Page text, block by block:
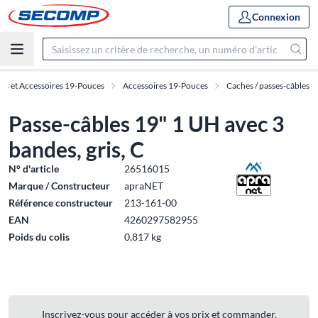
Connexion
et Accessoires 19-Pouces Accessoires 19-Pouces Caches / passes-câbles
Passe-câbles 19" 1 UH avec 3
bandes, gris, C
N° d'article
26516015
Marque / Constructeur
apraNET
Référence constructeur
213-161-00
EAN
4260297582955
Poids du colis
0,817 kg
Inscrivez-vous pour accéder à vos prix et commander.